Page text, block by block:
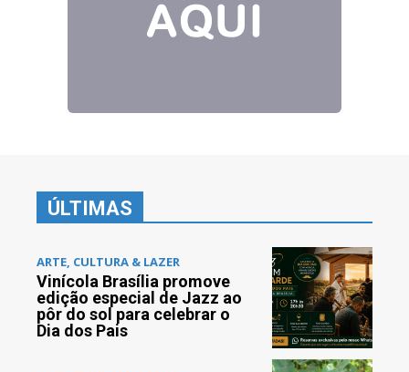
ÚLTIMAS
ARTE, CULTURA & LAZER
Vinícola Brasília promove
edição especial de Jazz ao
pôr do sol para celebrar o
Dia dos Pais